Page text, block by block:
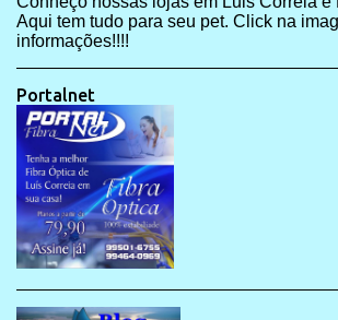
Aqui tem tudo para seu pet. Click na
informações!!!!
Portalnet